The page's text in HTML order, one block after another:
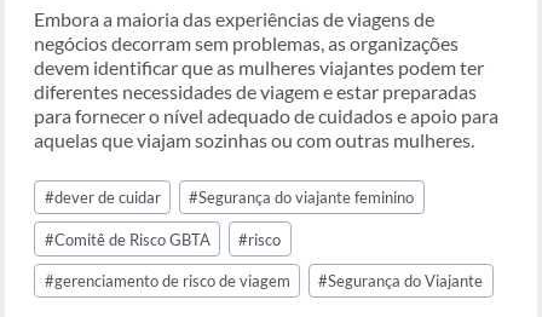
Embora a maioria das experiências de viagens de
negócios decorram sem problemas, as organizações
devem identificar que as mulheres viajantes podem ter
diferentes necessidades de viagem e estar preparadas
para fornecer o nível adequado de cuidados e apoio para
aquelas que viajam sozinhas ou com outras mulheres.
Tags
do
Post:
#dever de cuidar #Segurança do viajante feminino
#Comitê de Risco GBTA #risco
#gerenciamento de risco de viagem #Segurança do Viajante